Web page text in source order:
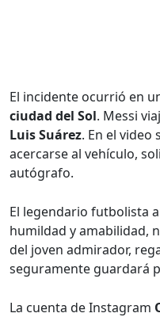
El incidente ocurrió en
ciudad del Sol. Messi
Luis Suárez. En el video
acercarse al vehículo,
autógrafo.
El legendario futbolista
humildad y amabilidad,
del joven admirador,
seguramente guardará
La cuenta de Instagram